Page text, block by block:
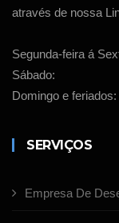
através de nossa
Segunda-feira á
Sábado:
Domingo e feriados:
SERVIÇOS
Empresa De